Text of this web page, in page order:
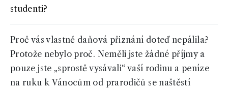
studenti?
Proč vás vlastně daňová přiznání doteď nepálila?
Protože nebylo proč. Neměli jste žádné příjmy a
pouze jste „sprostě vysávali“ vaší rodinu a peníze
na ruku k Vánocům od prarodičů se naštěstí